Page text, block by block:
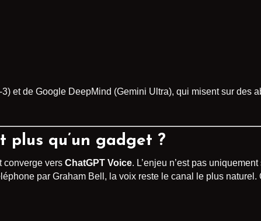
et de Google DeepMind (Gemini Ultra), qui misent sur des
plus qu’un gadget ?
converge vers ChatGPT Voice. L’enjeu n’est pas uniquement
par Graham Bell, la voix reste le canal le plus naturel.